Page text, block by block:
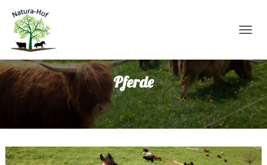
V
G
A
T
I
O
N
Pferde